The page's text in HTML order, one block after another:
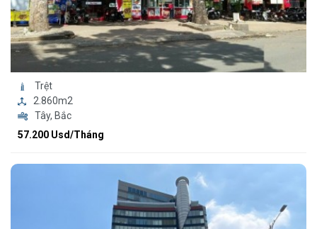
Trệt
2.860m2
Tây, Bắc
57.200 Usd/Tháng